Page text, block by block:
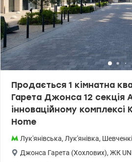
Продається 1 кімнатна
Гарета Джонса 12 секція
інноваційному комплексі
Home
Лук'янівська, Лук'янівка,
Джонса Гарета (Хохлових), ЖК